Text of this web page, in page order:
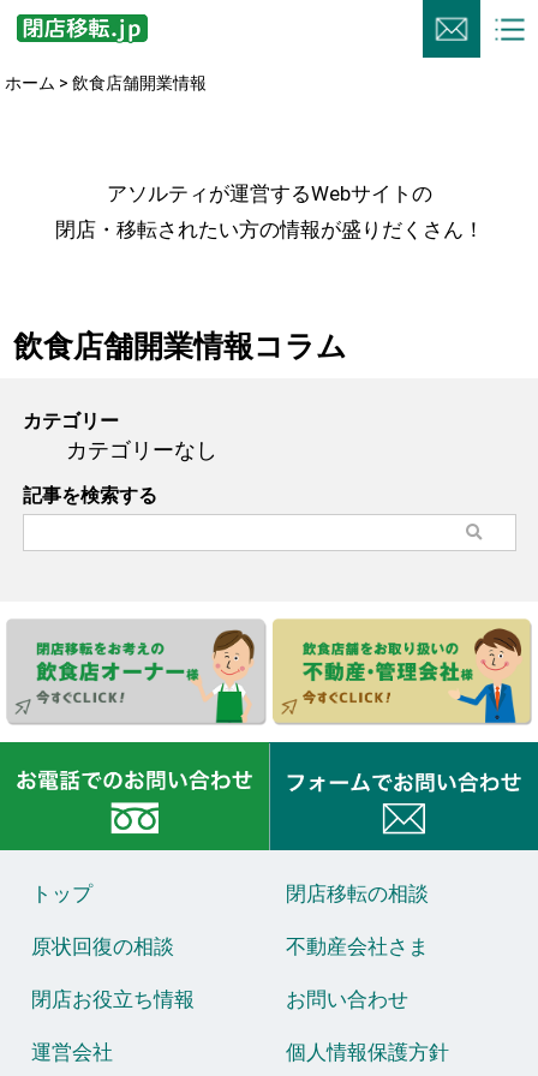
ホーム > 飲食店舗開業情報
アソルティが運営するWebサイトの
閉店・移転されたい方の情報が盛りだくさん！
飲食店舗開業情報コラム
カテゴリー
カテゴリーなし
記事を検索する
トップ 閉店移転の相談
原状回復の相談 不動産会社さま
閉店お役立ち情報 お問い合わせ
運営会社 個人情報保護方針